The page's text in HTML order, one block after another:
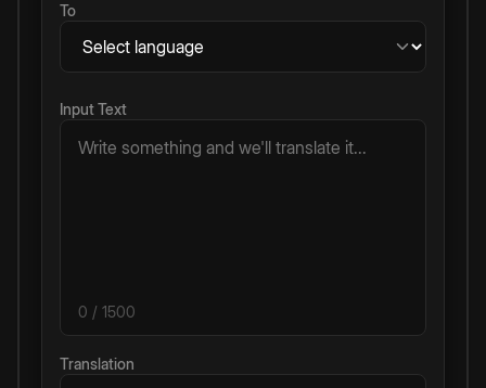
To
Input Text
0 / 1500
Translation